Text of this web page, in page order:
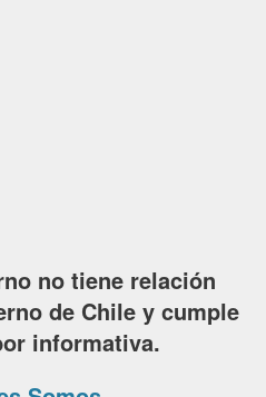
no tiene relación
de Chile y cumple
informativa.